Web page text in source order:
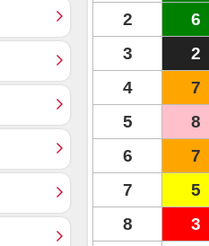
2
6
3
2
4
7
5
8
6
7
7
5
8
3